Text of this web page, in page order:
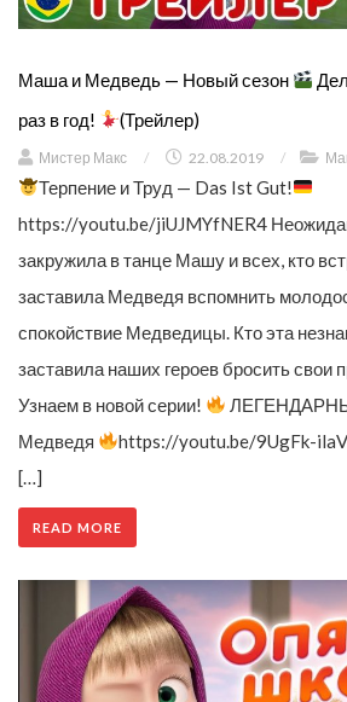
Маша и Медведь — Новый сезон
раз в год!
(Трейлер)
Мистер Макс / 22.08.2019 /
Терпение и Труд — Das Ist Gut!
https://youtu.be/jiUJMYfNER4
закружила в танце Машу и всех, кто
заставила Медведя вспомнить
спокойствие Медведицы. Кто эта
заставила наших героев бросить свои
Узнаем в новой серии!
Медведя
https://youtu.be/9UgFk-
[…]
READ MORE